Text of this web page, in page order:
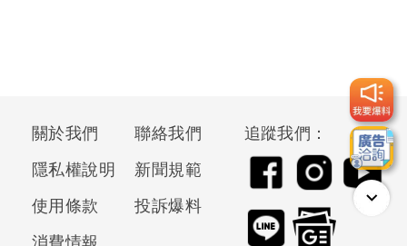
關於我們
聯絡我們
隱私權說明
新聞規範
使用條款
投訴爆料
消費情報
追蹤我們：